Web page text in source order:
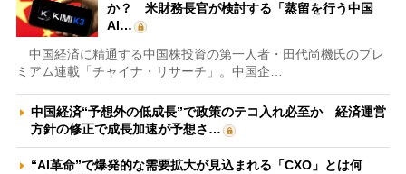
か？ 米財務長官が検討する「蒸留を行う中国
AI…
中国経済に精通する中国株投資の第一人者・田代尚機氏のプレ
ミアム連載「チャイナ・リサーチ」。中国企…
中国経済“予想外の低成長”で政策のテコ入れ必至か 経済運営
方針の修正で成長加速が予想さ…
“AI革命”で爆発的な需要拡大が見込まれる「CXO」とは何